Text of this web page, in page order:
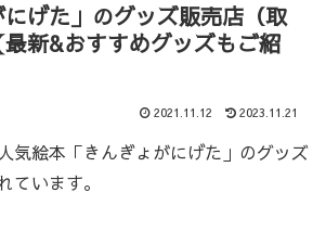
にげた」のグッズ販売店（取
新&おすすめグッズもご紹
2021.11.12 2023.11.21
気絵本「きんぎょがにげた」のグッズ
ています。